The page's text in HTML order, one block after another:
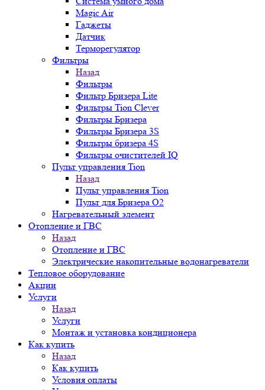
Magic Air
Гаджеты
Датчик
Терморегулятор
Фильтры
Назад
Фильтры
Фильтр Бризера Lite
Фильтры Tion Clever
Фильтры Бризера
Фильтры Бризера 3S
Фильтры бризера 4S
Фильтры очистителей IQ
Пульт управления Tion
Назад
Пульт управления Tion
Пульт для Бризера O2
Нагревательный элемент
Отопление и ГВС
Назад
Отопление и ГВС
Электрические накопительные водонагреватели
Тепловое оборудование
Акции
Услуги
Назад
Услуги
Монтаж и установка кондиционера
Как купить
Назад
Как купить
Условия оплаты